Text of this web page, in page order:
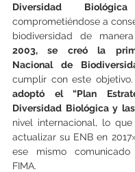
Diversidad
comprometiéndose a
biodiversidad de
2003, se creó la
Nacional de
cumplir con este objetivo.
adoptó el “Plan
Diversidad Biológica y
nivel internacional, lo
actualizar su ENB en
ese mismo
FIMA.